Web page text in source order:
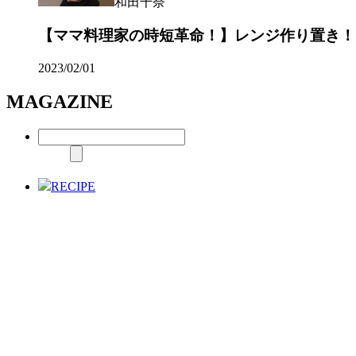
【ママ料理家の時短革命！】レンジ作り置き
2023/02/01
MAGAZINE
RECIPE